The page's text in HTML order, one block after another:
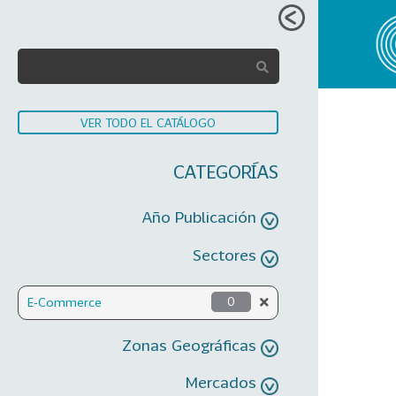
VER TODO EL CATÁLOGO
CATEGORÍAS
Año Publicación
Sectores
E-Commerce 0
Zonas Geográficas
Mercados